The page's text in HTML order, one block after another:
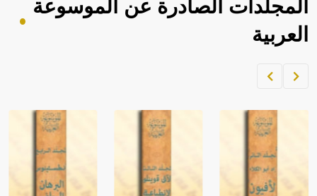
المجلدات الصادرة عن الموسوعة
العربية